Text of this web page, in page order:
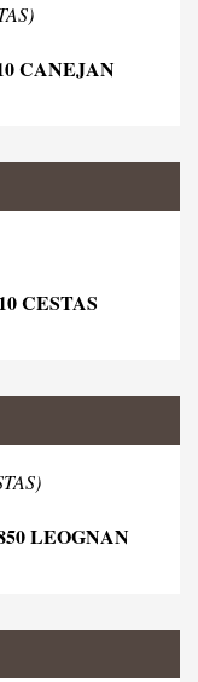
CANEJAN
CESTAS
LEOGNAN